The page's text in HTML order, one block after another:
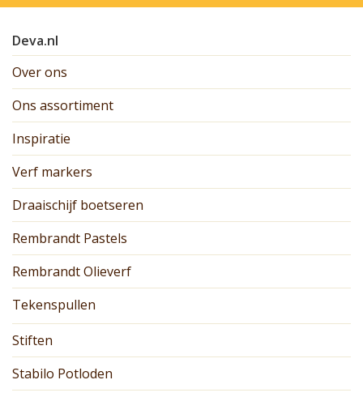
Deva.nl
Over ons
Ons assortiment
Inspiratie
Verf markers
Draaischijf boetseren
Rembrandt Pastels
Rembrandt Olieverf
Tekenspullen
Stiften
Stabilo Potloden